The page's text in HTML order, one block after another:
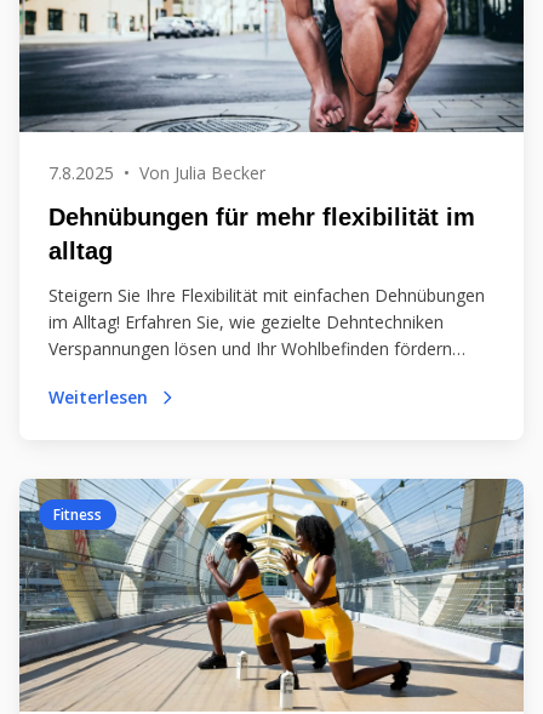
7.8.2025 • Von Julia Becker
Dehnübungen für mehr flexibilität im
alltag
Steigern Sie Ihre Flexibilität mit einfachen Dehnübungen
im Alltag! Erfahren Sie, wie gezielte Dehntechniken
Verspannungen lösen und Ihr Wohlbefinden fördern
Weiterlesen
Fitness